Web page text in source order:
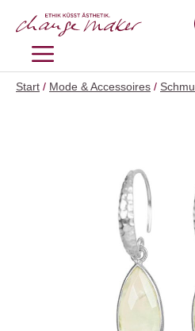
Inhalt
MENÜ
Start / Mode & Accessoires /